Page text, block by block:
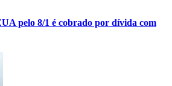
pelo 8/1 é cobrado por dívida com